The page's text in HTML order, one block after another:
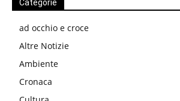
Categorie
ad occhio e croce
Altre Notizie
Ambiente
Cronaca